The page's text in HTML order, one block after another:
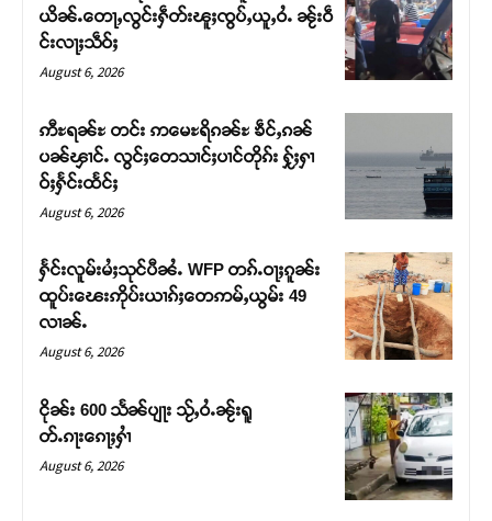
ယိၼ်ႉတေႃႇလွင်းႁဵတ်းၽူႈၸွပ်ႇယူႇဝႆႉ ၼႂ်းဝဵ
င်းလႃႈသဵဝ်ႈ
August 6, 2026
ဢီႊရၼ်ႊ တင်း ဢမေႊရိၵၼ်ႊ ၶဵင်ႇၵၼ်
ပၼ်ၾၢင်ႉ လွင်ႈတေသၢင်ႈပၢင်တိုၵ်း ႁႂ်ႈႁၢ
ဝ်ႈႁႅင်းထႅင်ႈ
August 6, 2026
ႁႅင်းလူမ်းမႆႈသုင်ပီၼႆႉ WFP တၵ်ႉဝႃႈၵူၼ်း
ထူပ်းၽေးဢိုပ်းယၢၵ်ႈတေဢမ်ႇယွမ်း 49
လၢၼ်ႉ
August 6, 2026
ငိုၼ်း 600 သႅၼ်ပျႃး သႂ်ႇဝႆႉၼႂ်းရူ
တ်ႉၵႃးၵေႃႈႁၢႆ
August 6, 2026